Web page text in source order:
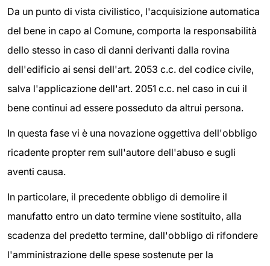
Da un punto di vista civilistico, l'acquisizione automatica
del bene in capo al Comune, comporta la responsabilità
dello stesso in caso di danni derivanti dalla rovina
dell'edificio ai sensi dell'art. 2053 c.c. del codice civile,
salva l'applicazione dell'art. 2051 c.c. nel caso in cui il
bene continui ad essere posseduto da altrui persona.
In questa fase vi è una novazione oggettiva dell'obbligo
ricadente propter rem sull'autore dell'abuso e sugli
aventi causa.
In particolare, il precedente obbligo di demolire il
manufatto entro un dato termine viene sostituito, alla
scadenza del predetto termine, dall'obbligo di rifondere
l'amministrazione delle spese sostenute per la